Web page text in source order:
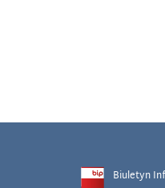
Biuletyn